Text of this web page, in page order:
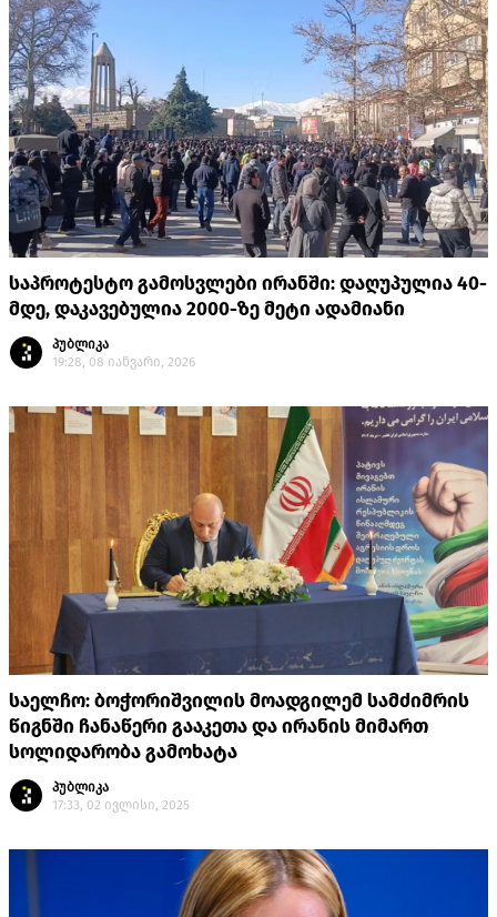
საპროტესტო გამოსვლები ირანში: დაღუპულია 40-
მდე, დაკავებულია 2000-ზე მეტი ადამიანი
პუბლიკა
19:28, 08 იანვარი, 2026
საელჩო: ბოჭორიშვილის მოადგილემ სამძიმრის
წიგნში ჩანაწერი გააკეთა და ირანის მიმართ
სოლიდარობა გამოხატა
პუბლიკა
17:33, 02 ივლისი, 2025